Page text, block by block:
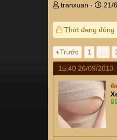
T
r
e
d
s
t
a
r
e
r
tranxuan
N
à
y
i
21/
Thớt đang đóng
Trước 1
15:40 26/09/2013